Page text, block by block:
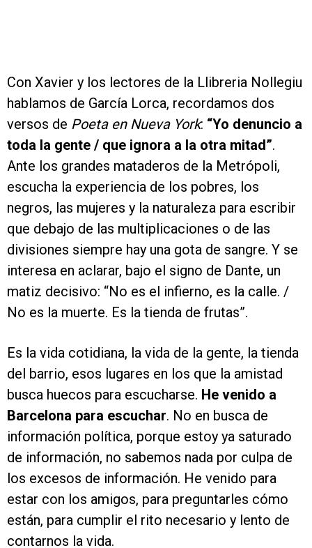
Con Xavier y los lectores de la Llibreria Nollegiu
hablamos de García Lorca, recordamos dos
versos de Poeta en Nueva York: “Yo denuncio a
toda la gente / que ignora a la otra mitad”.
Ante los grandes mataderos de la Metrópoli,
escucha la experiencia de los pobres, los
negros, las mujeres y la naturaleza para escribir
que debajo de las multiplicaciones o de las
divisiones siempre hay una gota de sangre. Y se
interesa en aclarar, bajo el signo de Dante, un
matiz decisivo: “No es el infierno, es la calle. /
No es la muerte. Es la tienda de frutas”.
Es la vida cotidiana, la vida de la gente, la tienda
del barrio, esos lugares en los que la amistad
busca huecos para escucharse. He venido a
Barcelona para escuchar. No en busca de
información política, porque estoy ya saturado
de información, no sabemos nada por culpa de
los excesos de información. He venido para
estar con los amigos, para preguntarles cómo
están, para cumplir el rito necesario y lento de
contarnos la vida.